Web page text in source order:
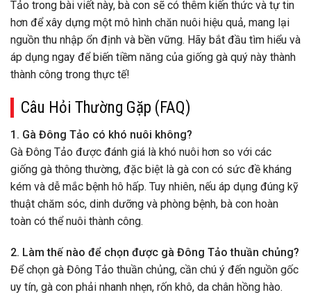
Tảo trong bài viết này, bà con sẽ có thêm kiến thức và tự tin
hơn để xây dựng một mô hình chăn nuôi hiệu quả, mang lại
nguồn thu nhập ổn định và bền vững. Hãy bắt đầu tìm hiểu và
áp dụng ngay để biến tiềm năng của giống gà quý này thành
thành công trong thực tế!
Câu Hỏi Thường Gặp (FAQ)
1. Gà Đông Tảo có khó nuôi không?
Gà Đông Tảo được đánh giá là khó nuôi hơn so với các
giống gà thông thường, đặc biệt là gà con có sức đề kháng
kém và dễ mắc bệnh hô hấp. Tuy nhiên, nếu áp dụng đúng kỹ
thuật chăm sóc, dinh dưỡng và phòng bệnh, bà con hoàn
toàn có thể nuôi thành công.
2. Làm thế nào để chọn được gà Đông Tảo thuần chủng?
Để chọn gà Đông Tảo thuần chủng, cần chú ý đến nguồn gốc
uy tín, gà con phải nhanh nhẹn, rốn khô, da chân hồng hào.